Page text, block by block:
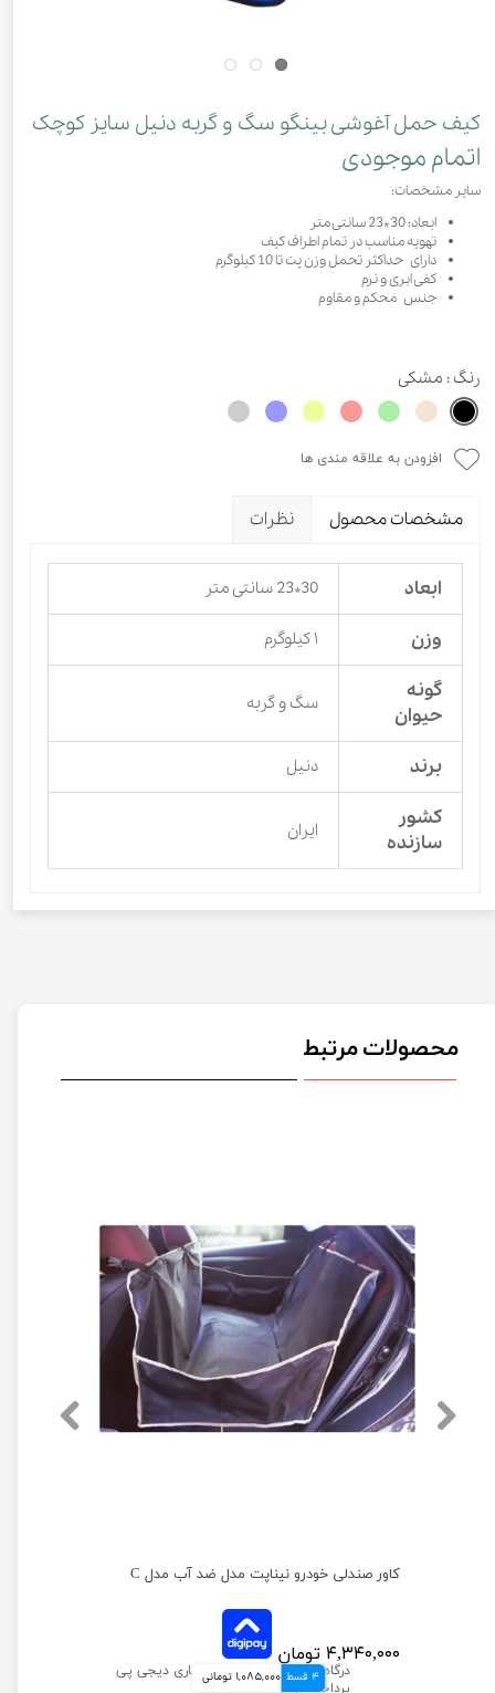
کیف حمل آغوشی بینگو سگ و گربه دنیل سایز کوچک
اتمام موجودی
سایر مشخصات:
ابعاد: 30*23 سانتی متر
تهویه مناسب در تمام اطراف کیف
دارای حداکثر تحمل وزن پت تا 10 کیلوگرم
کفی ابری و نرم
جنس محکم و مقاوم
رنگ : مشکی
افزودن به علاقه مندی ها
مشخصات محصول نظرات
ابعاد 30*23 سانتی متر
وزن ۱ کیلوگرم
گونه
حیوان
سگ و گربه
برند دنیل
کشور
سازنده
ایران
محصولات مرتبط
کاور صندلی خودرو نیناپت مدل ضد آب مدل C
۴,۳۴۰,۰۰۰ تومان
4 قسط 1,085,000 تومانی